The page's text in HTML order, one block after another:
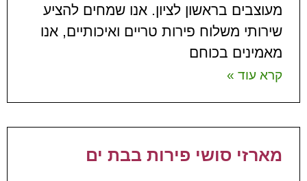
מעוצבים בראשון לציון. אנו שמחים להציע
שירותי משלוח פירות טריים ואיכותיים, אנו
מאמינים בכוחם
קרא עוד »
מארזי סושי פירות בבת ים